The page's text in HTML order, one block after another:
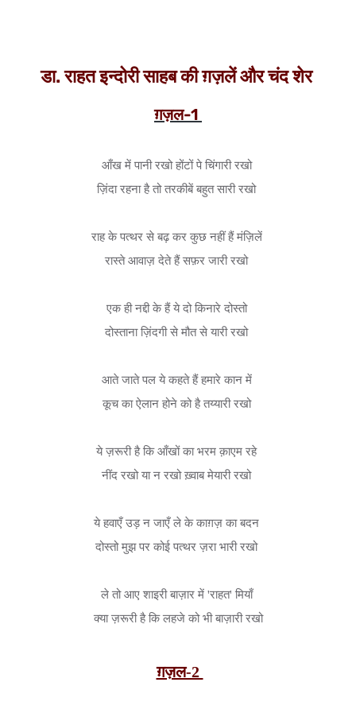
डा. राहत इन्दोरी साहब की ग़ज़लें और चंद शेर
ग़ज़ल-1
आँख में पानी रखो होंटों पे चिंगारी रखो
ज़िंदा रहना है तो तरकीबें बहुत सारी रखो
राह के पत्थर से बढ़ कर कुछ नहीं हैं मंज़िलें
रास्ते आवाज़ देते हैं सफ़र जारी रखो
एक ही नद्दी के हैं ये दो किनारे दोस्तो
दोस्ताना ज़िंदगी से मौत से यारी रखो
आते जाते पल ये कहते हैं हमारे कान में
कूच का ऐलान होने को है तय्यारी रखो
ये ज़रूरी है कि आँखों का भरम क़ाएम रहे
नींद रखो या न रखो ख़्वाब मेयारी रखो
ये हवाएँ उड़ न जाएँ ले के काग़ज़ का बदन
दोस्तो मुझ पर कोई पत्थर ज़रा भारी रखो
ले तो आए शाइरी बाज़ार में 'राहत' मियाँ
क्या ज़रूरी है कि लहजे को भी बाज़ारी रखो
ग़ज़ल-2